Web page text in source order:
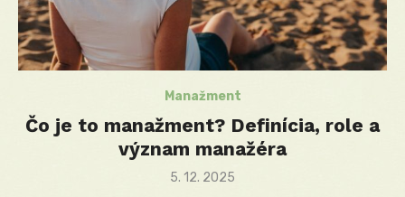
Manažment
Čo je to manažment? Definícia, role a
význam manažéra
Posted
5. 12. 2025